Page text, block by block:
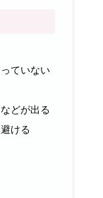
ていない
どが出る
ける